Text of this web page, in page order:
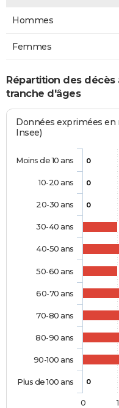
Hommes
Femmes
Répartition des décès
tranche d'âges
Données exprimées en
Insee)
0
0
0
0
Moins de 10 ans
10-20 ans
20-30 ans
30-40 ans
40-50 ans
50-60 ans
60-70 ans
70-80 ans
80-90 ans
90-100 ans
Plus de 100 ans
0 1